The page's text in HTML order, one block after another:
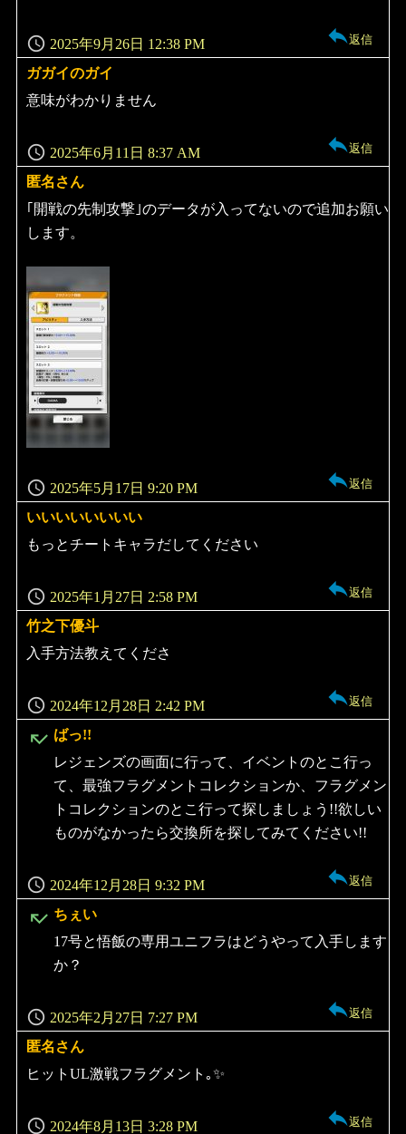
2025年9月26日 12:38 PM 返信
ガガイのガイ
よ
り:
2025年6月11日 8:37 AM
意味がわかりません
返信
匿名さん
よ
り:
2025年5月17日 9:20 PM
｢開戦の先制攻撃｣のデータが入ってないので追加お願い
します。
返信
いいいいいいいい
よ
り:
2025年1月27日 2:58 PM
もっとチートキャラだしてください
返信
竹之下優斗
よ
り:
2024年12月28日 2:42 PM
入手方法教えてくださ
返信
ばっ!!
よ
2024年12月28日 9:32 PM
レジェンズの画面に行って、イベントのとこ行っ
て、最強フラグメントコレクションか、フラグメン
トコレクションのとこ行って探しましょう!!欲しい
ものがなかったら交換所を探してみてください!!
返信
ちぇい
よ
2025年2月27日 7:27 PM
17号と悟飯の専用ユニフラはどうやって入手します
か？
返信
匿名さん
よ
り:
2024年8月13日 3:28 PM
ヒットUL激戦フラグメント｡✨
返信